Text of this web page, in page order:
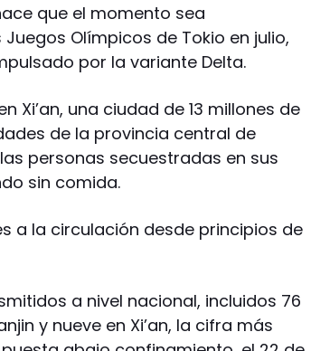
que el momento sea
Olímpicos de Tokio en julio,
por la variante Delta.
Xi’an, una ciudad de 13 millones de
de la provincia central de
personas secuestradas en sus
sin comida.
a la circulación desde principios de
a nivel nacional, incluidos 76
y nueve en Xi’an, la cifra más